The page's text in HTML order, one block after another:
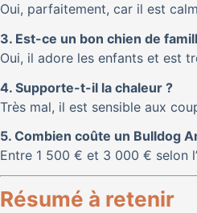
Oui, parfaitement, car il est
3. Est-ce un bon chien de
Oui, il adore les enfants et est
4. Supporte-t-il la chaleur ?
Très mal, il est sensible aux
5. Combien coûte un Bulldog
Entre 1 500 € et 3 000 € selon
Résumé à retenir